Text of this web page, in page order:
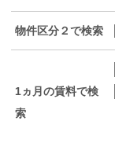
物件区分２で検索
1ヵ月の賃料で検
索